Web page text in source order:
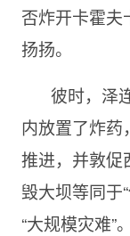
否炸开卡霍夫
扬扬。
彼时，泽
内放置了炸
推进，并敦促
毁大坝等同于
“大规模灾难”。